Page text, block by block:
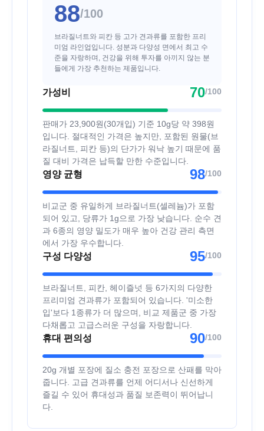
88/100
브라질너트와 피칸 등 고가 견과류를 포함한 프리
미엄 라인업입니다. 성분과 다양성 면에서 최고 수
준을 자랑하며, 건강을 위해 투자를 아끼지 않는 분
들에게 가장 추천하는 제품입니다.
가성비 70/100
판매가 23,900원(30개입) 기준 10g당 약 398원
입니다. 절대적인 가격은 높지만, 포함된 원물(브
라질너트, 피칸 등)의 단가가 워낙 높기 때문에 품
질 대비 가격은 납득할 만한 수준입니다.
영양 균형 98/100
비교군 중 유일하게 브라질너트(셀레늄)가 포함
되어 있고, 당류가 1g으로 가장 낮습니다. 순수 견
과 6종의 영양 밀도가 매우 높아 건강 관리 측면
에서 가장 우수합니다.
구성 다양성 95/100
브라질너트, 피칸, 헤이즐넛 등 6가지의 다양한
프리미엄 견과류가 포함되어 있습니다. '미소한
입'보다 1종류가 더 많으며, 비교 제품군 중 가장
다채롭고 고급스러운 구성을 자랑합니다.
휴대 편의성 90/100
20g 개별 포장에 질소 충전 포장으로 산패를 막아
줍니다. 고급 견과류를 언제 어디서나 신선하게
즐길 수 있어 휴대성과 품질 보존력이 뛰어납니
다.